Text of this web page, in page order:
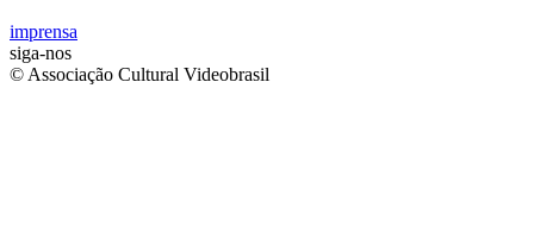
imprensa
siga-nos
© Associação Cultural Videobrasil